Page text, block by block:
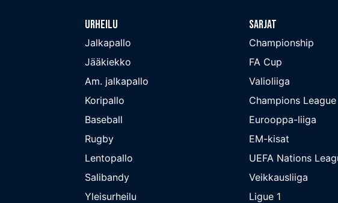
Urheilu
Jalkapallo
Jääkiekko
Am. jalkapallo
Koripallo
Baseball
Rugby
Lentopallo
Salibandy
Yleisurheilu
Sarjat
Championship
FA Cup
Valioliiga
Champions League
Eurooppa-liiga
EM-kisat
UEFA Nations
Veikkausliiga
Ligue 1